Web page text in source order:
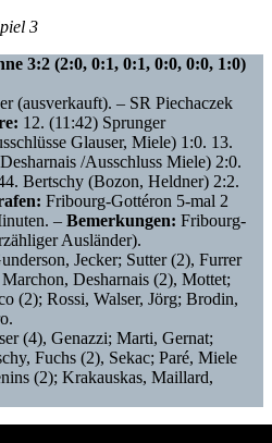
3
3:2 (2:0, 0:1, 0:1, 0:0, 0:0, 1:0)
(ausverkauft). – SR Piechaczek
12. (11:42) Sprunger
Glauser, Miele) 1:0. 13.
/Ausschluss Miele) 2:0.
Bertschy (Bozon, Heldner) 2:2.
Fribourg-Gottéron 5-mal 2
– Bemerkungen: Fribourg-
Ausländer).
Jecker; Sutter (2), Furrer
Desharnais (2), Mottet;
(2); Rossi, Walser, Jörg; Brodin,
(4), Genazzi; Marti, Gernat;
Fuchs (2), Sekac; Paré, Miele
(2); Krakauskas, Maillard,